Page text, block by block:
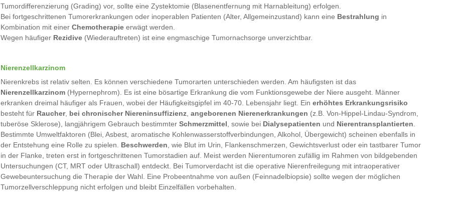
Tumordifferenzierung (Grading) vor, sollte eine Zystektomie (Blasenentfernung mit Harnableitung) erfolgen.
Bei fortgeschrittenen Tumorerkrankungen oder inoperablen Patienten (Alter, Allgemeinzustand) kann eine Bestrahlung in
Kombination mit einer Chemotherapie erwägt werden.
Wegen häufiger Rezidive (Wiederauftreten) ist eine engmaschige Tumornachsorge unverzichtbar.
Nierenzellkarzinom
Nierenkrebs ist relativ selten. Es können verschiedene Tumorarten unterschieden werden. Am häufigsten ist das
Nierenzellkarzinom (Hypernephrom). Es ist eine bösartige Erkrankung die vom Funktionsgewebe der Niere ausgeht. Männer
erkranken dreimal häufiger als Frauen, wobei der Häufigkeitsgipfel im 40-70. Lebensjahr liegt. Ein erhöhtes Erkrankungsrisiko
besteht für Raucher, bei chronischer Niereninsuffizienz angeborenen Nierenerkrankungen (z.B. Von-Hippel-Lindau-Syndrom,
tuberöse Sklerose), langjährigem Gebrauch bestimmter Schmerzmittel , sowie bei Dialysepatienten und Nierentransplantierten
Bestimmte Umweltfaktoren (Blei, Asbest, aromatische Kohlenwasserstoffverbindungen, Alkohol, Übergewicht) scheinen ebenfalls in
der Entstehung eine Rolle zu spielen. Beschwerden , wie Blut im Urin, Flankenschmerzen, Gewichtsverlust oder ein tastbarer Tumor
in der Flanke, treten erst in fortgeschrittenen Tumorstadien auf. Meist werden Nierentumoren zufällig im Rahmen von bildgebenden
Untersuchungen (CT, MRT oder Ultraschall) entdeckt. Bei Tumorverdacht ist die operative Nierenfreilegung mit intraoperativer
Gewebeuntersuchung die Therapie der Wahl. Eine Probeentnahme von außen (Feinnadelbiopsie) sollte wegen der möglichen
Tumorzellverschleppung nicht erfolgen und bleibt Einzelfällen vorbehalten.